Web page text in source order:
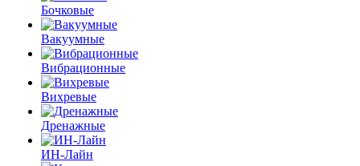
Бочковые
Вакуумные
Вибрационные
Вихревые
Дренажные
ИН-Лайн